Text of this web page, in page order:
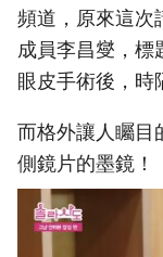
頻道，原來這次
成員李昌燮，標
眼皮手術後，時
而格外讓人矚目
側鏡片的墨鏡！